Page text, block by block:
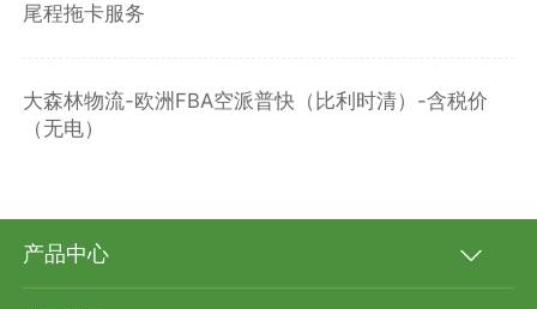
尾程拖卡服务
大森林物流-欧洲FBA空派普快（比利时清）-含税价
（无电）
产品中心